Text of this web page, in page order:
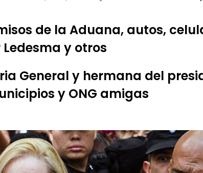
de la Aduana, autos,
y otros
General y hermana del
y ONG amigas